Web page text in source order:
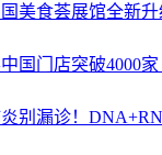
美食荟展馆全新
国门店突破4000
别漏诊！